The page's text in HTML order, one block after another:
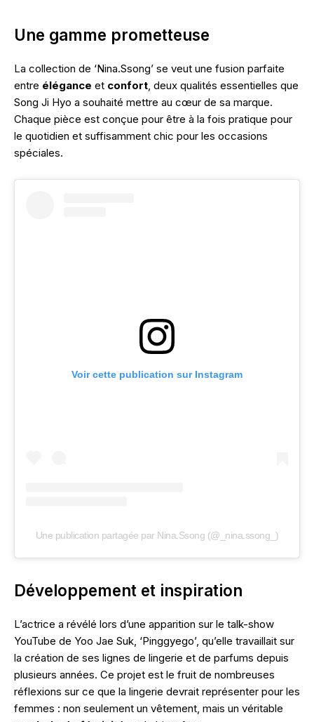
Une gamme prometteuse
La collection de ‘Nina.Ssong’ se veut une fusion parfaite
entre élégance et confort, deux qualités essentielles que
Song Ji Hyo a souhaité mettre au cœur de sa marque.
Chaque pièce est conçue pour être à la fois pratique pour
le quotidien et suffisamment chic pour les occasions
spéciales.
Voir cette publication sur Instagram
Une publication partagée par Nina.Ssong (@_nina.ssong_)
Développement et inspiration
L’actrice a révélé lors d’une apparition sur le talk-show
YouTube de Yoo Jae Suk, ‘Pinggyego’, qu’elle travaillait sur
la création de ses lignes de lingerie et de parfums depuis
plusieurs années. Ce projet est le fruit de nombreuses
réflexions sur ce que la lingerie devrait représenter pour les
femmes : non seulement un vêtement, mais un véritable